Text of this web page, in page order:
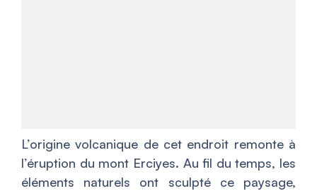
L’origine volcanique de cet endroit remonte à
l’éruption du mont Erciyes. Au fil du temps, les
éléments naturels ont sculpté ce paysage,